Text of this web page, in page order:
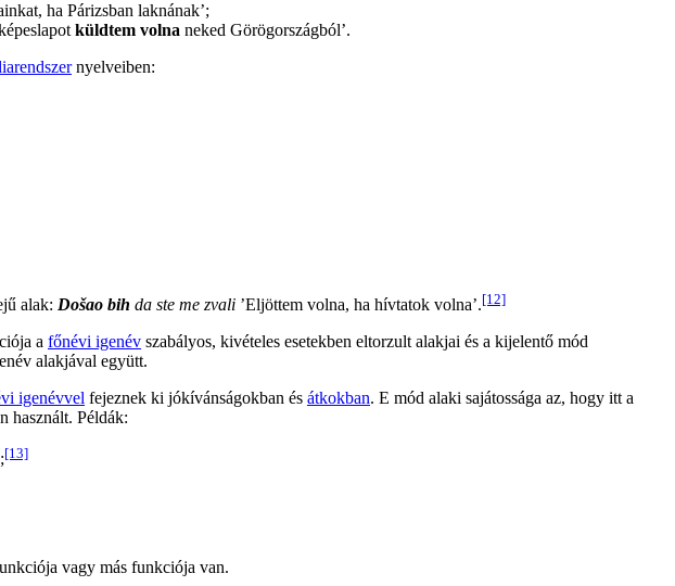
ha Párizsban laknának’;
küldtem volna neked Görögországból’.
nyelveiben:
alak: Došao bih da ste me zvali ’Eljöttem volna, ha hívtatok volna’.[12]
a főnévi igenév szabályos, kivételes esetekben eltorzult alakjai és a kijelentő mód
alakjával együtt.
igenévvel fejeznek ki jókívánságokban és átkokban. E mód alaki sajátossága az, hogy itt a
használt. Példák:
[13]
vagy más funkciója van.